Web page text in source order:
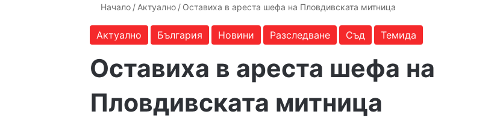
Начало / Актуално / Оставиха в ареста шефа на Пловдивската митница
Актуално България Новини Разследване Съд Темида
Оставиха в ареста шефа на
Пловдивската митница